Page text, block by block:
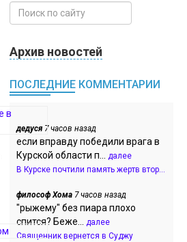
Архив новостей
ПОСЛЕДНИЕ КОММЕНТАРИИ
дедуся7 часов назад
если вправду победили врага в
Курской области п... далее
В Курске почтили память жертв втор...
философ Хома 7 часов назад
"рыжему" без пиара плохо
спится? Беже... далее
Священник вернется в Суджу